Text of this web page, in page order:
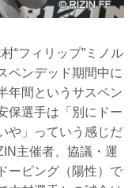
“フィリップ”ミノル
ペンデッド期間中に
年間というサスペン
保選手は「別にドー
や」っていう感じだ
主催者、協議・運
ーピング（陽性）で